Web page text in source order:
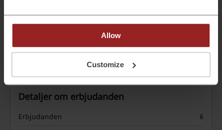
Allow
Customize
Se rabatt
Detaljer om erbjudanden
Erbjudanden
6